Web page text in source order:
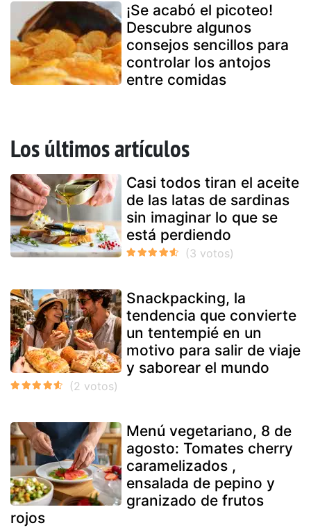
¡Se acabó el picoteo!
Descubre algunos
consejos sencillos para
controlar los antojos
entre comidas
Los últimos artículos
Casi todos tiran el aceite
de las latas de sardinas
sin imaginar lo que se
está perdiendo
Snackpacking, la
tendencia que convierte
un tentempié en un
motivo para salir de viaje
y saborear el mundo
Menú vegetariano, 8 de
agosto: Tomates cherry
caramelizados ,
ensalada de pepino y
granizado de frutos
rojos